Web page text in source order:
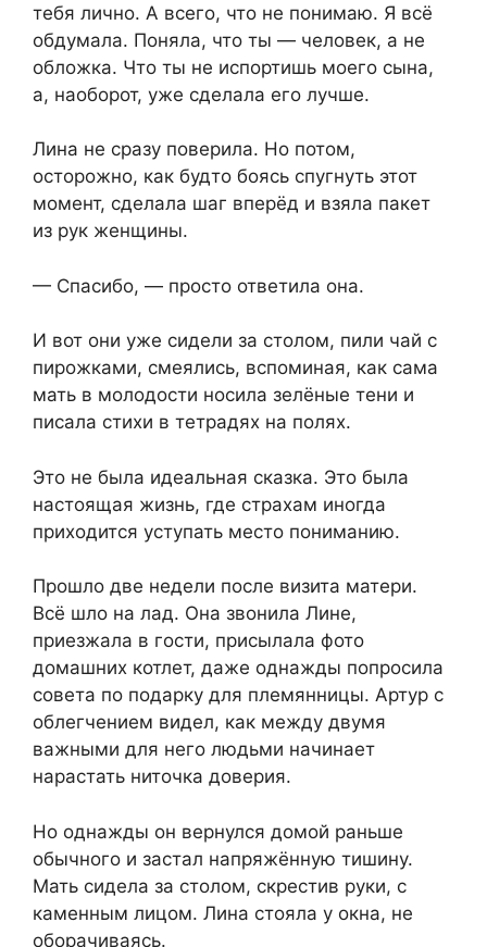
тебя лично. А всего, что не понимаю. Я всё
обдумала. Поняла, что ты — человек, а не
обложка. Что ты не испортишь моего сына,
а, наоборот, уже сделала его лучше.
Лина не сразу поверила. Но потом,
осторожно, как будто боясь спугнуть этот
момент, сделала шаг вперёд и взяла пакет
из рук женщины.
— Спасибо, — просто ответила она.
И вот они уже сидели за столом, пили чай с
пирожками, смеялись, вспоминая, как сама
мать в молодости носила зелёные тени и
писала стихи в тетрадях на полях.
Это не была идеальная сказка. Это была
настоящая жизнь, где страхам иногда
приходится уступать место пониманию.
Прошло две недели после визита матери.
Всё шло на лад. Она звонила Лине,
приезжала в гости, присылала фото
домашних котлет, даже однажды попросила
совета по подарку для племянницы. Артур с
облегчением видел, как между двумя
важными для него людьми начинает
нарастать ниточка доверия.
Но однажды он вернулся домой раньше
обычного и застал напряжённую тишину.
Мать сидела за столом, скрестив руки, с
каменным лицом. Лина стояла у окна, не
оборачиваясь.